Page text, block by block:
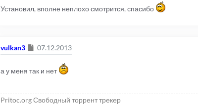
Установил, вполне неплохо смотрится, спасибо
vulkan3 Сообщение
07.12.2013
а у меня так и нет
Pritoc.org Свободный торрент трекер